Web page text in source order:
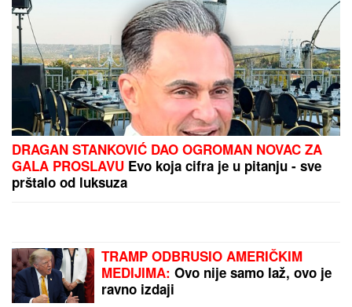
DRAGAN STANKOVIĆ DAO OGROMAN NOVAC ZA
GALA PROSLAVU Evo koja cifra je u pitanju - sve
prštalo od luksuza
TRAMP ODBRUSIO AMERIČKIM
MEDIJIMA: Ovo nije samo laž, ovo je
ravno izdaji